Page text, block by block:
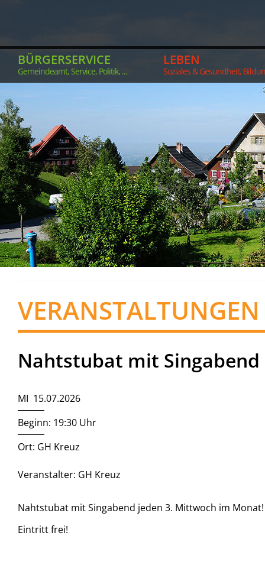
BÜRGERSERVICE
Gemeindeamt, Service, Politik, ...
LEBEN
Soziales & Gesundheit,
VERANSTALTUNGEN
Nahtstubat mit Singabend
MI 15.07.2026
Beginn: 19:30 Uhr
Ort: GH Kreuz
Veranstalter: GH Kreuz
Nahtstubat mit Singabend jeden 3. Mittwoch im Monat!
Eintritt frei!